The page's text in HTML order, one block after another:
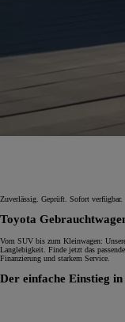
Zuverlässig. Geprüft. Sofort verfügbar.
Toyota
Vom SUV bis zum Kleinwagen:
Langlebigkeit. Finde jetzt das
Finanzierung und starkem Service.
Der einfache Einstieg